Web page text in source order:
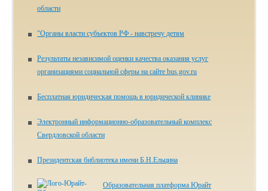
области
"Органы власти субъектов РФ - навстречу детям
Результаты независимой оценки качества оказания услуг
организациями социальной сферы на сайте bus.gov.ru
Бесплатная юридическая помощь в юридической клинике
Электронный информационно-образовательный комплекс
Свердловской области
Президентская библиотека имени Б.Н.Ельцина
Образовательная платформа Юрайт